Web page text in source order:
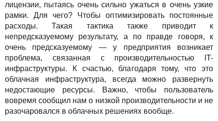
лицензии, пытаясь очень сильно ужаться в очень узкие
рамки. Для чего? Чтобы оптимизировать постоянные
расходы. Такая тактика также приводит к
непредсказуемому результату, а по правде говоря, к
очень предсказуемому — у предприятия возникает
проблема, связанная с производительностью IT-
инфраструктуры. К счастью, благодаря тому, что это
облачная инфраструктура, всегда можно развернуть
недостающие ресурсы. Важно, чтобы пользователь
вовремя сообщил нам о низкой производительности и не
разочаровался в облачных решениях вообще.